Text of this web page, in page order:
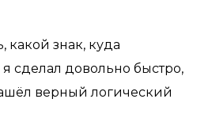
какой знак, куда
я сделал довольно быстро,
верный логический